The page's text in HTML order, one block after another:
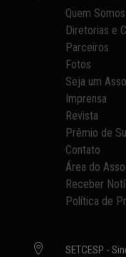
Quem Somos
Diretorias e
Parceiros
Fotos
Seja um
Imprensa
Revista
Prêmio de
Contato
Área do
Receber
Política de

SETCESP -